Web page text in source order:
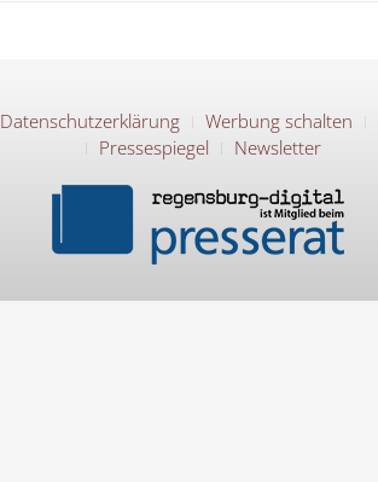
Datenschutzerklärung
Werbung schalten
Pressespiegel
Newsletter